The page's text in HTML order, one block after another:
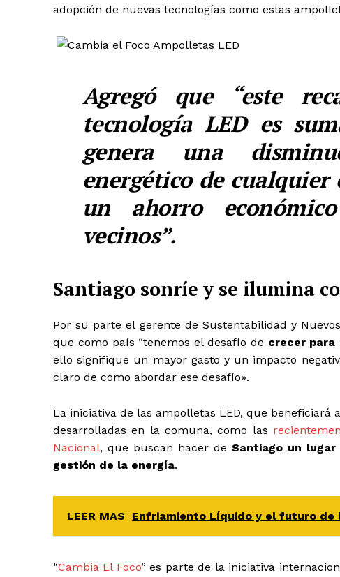
adopción de nuevas tecnologías como estas
Agregó que “este
tecnología LED es
genera una
energético de cualquier
un ahorro
vecinos”.
Santiago sonríe y se ilumina
Por su parte el gerente de Sustentabilidad y
que como país “tenemos el desafío de crecer para
ello signifique un mayor gasto y un impacto
claro de cómo abordar ese desafío».
La iniciativa de las ampolletas LED, que beneficiará
desarrolladas en la comuna, como las
Nacional, que buscan hacer deSantiago un
gestión de la energía.
LEER MAS Enfriamiento Líquido y el futuro de
“Cambia El Foco” es parte de la iniciativa